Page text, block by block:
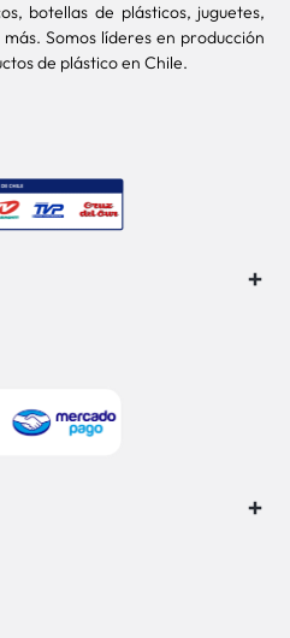
botellas de plásticos, juguetes,
Somos líderes en producción
de plástico en Chile.